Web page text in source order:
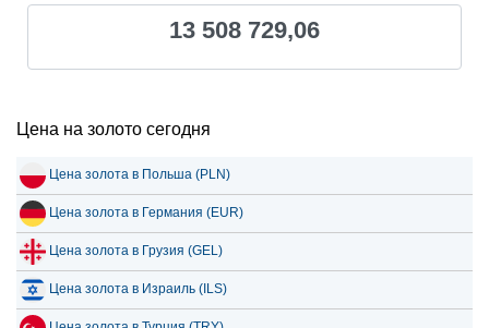
13 508 729,06
Цена на золото сегодня
Цена золота в Польша (PLN)
Цена золота в Германия (EUR)
Цена золота в Грузия (GEL)
Цена золота в Израиль (ILS)